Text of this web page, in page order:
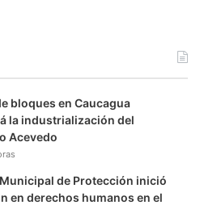
bloques en Caucagua
la industrialización del
Acevedo
de Protección inició
en derechos humanos en el